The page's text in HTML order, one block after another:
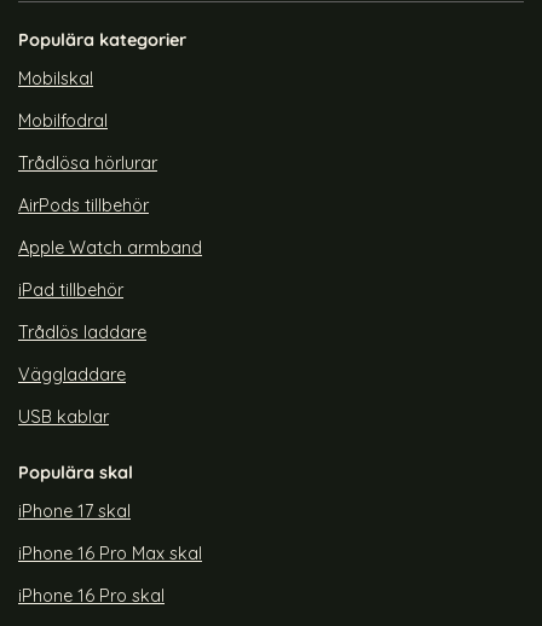
Populära kategorier
Mobilskal
Mobilfodral
Trådlösa hörlurar
AirPods tillbehör
Apple Watch armband
iPad tillbehör
Trådlös laddare
Väggladdare
USB kablar
Populära skal
iPhone 17 skal
iPhone 16 Pro Max skal
iPhone 16 Pro skal